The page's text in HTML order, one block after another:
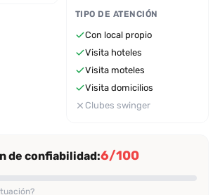
TIPO DE ATENCIÓN
Con local propio
Visita hoteles
Visita moteles
Visita domicilios
Clubes swinger
de confiabilidad:6/100